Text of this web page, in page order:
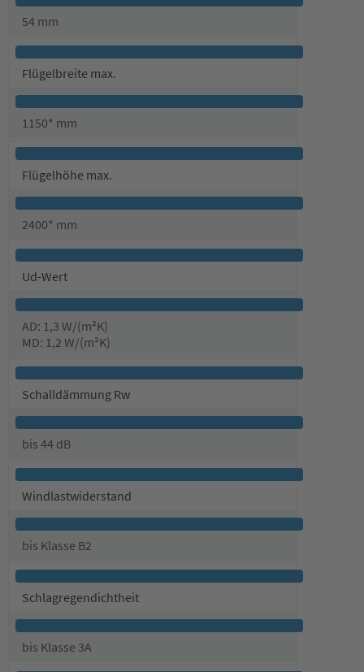
54 mm
Flügelbreite max.
1150* mm
Flügelhöhe max.
2400* mm
Ud-Wert
AD: 1,3 W/(m²K)
MD: 1,2 W/(m²K)
Schalldämmung Rw
bis 44 dB
Windlastwiderstand
bis Klasse B2
Schlagregendichtheit
bis Klasse 3A